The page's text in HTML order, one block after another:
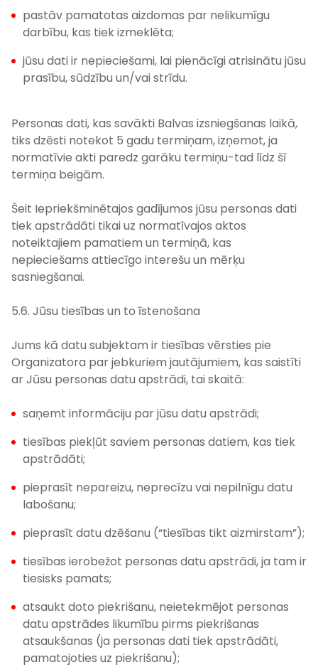
pastāv pamatotas aizdomas par nelikumīgu
darbību, kas tiek izmeklēta;
jūsu dati ir nepieciešami, lai pienācīgi atrisinātu jūsu
prasību, sūdzību un/vai strīdu.
Personas dati, kas savākti Balvas izsniegšanas laikā,
tiks dzēsti notekot 5 gadu termiņam, izņemot, ja
normatīvie akti paredz garāku termiņu-tad līdz šī
termiņa beigām.
Šeit Iepriekšminētajos gadījumos jūsu personas dati
tiek apstrādāti tikai uz normatīvajos aktos
noteiktajiem pamatiem un termiņā, kas
nepieciešams attiecīgo interešu un mērķu
sasniegšanai.
5.6. Jūsu tiesības un to īstenošana
Jums kā datu subjektam ir tiesības vērsties pie
Organizatora par jebkuriem jautājumiem, kas saistīti
ar Jūsu personas datu apstrādi, tai skaitā:
saņemt informāciju par jūsu datu apstrādi;
tiesības piekļūt saviem personas datiem, kas tiek
apstrādāti;
pieprasīt nepareizu, neprecīzu vai nepilnīgu datu
labošanu;
pieprasīt datu dzēšanu (“tiesības tikt aizmirstam”);
tiesības ierobežot personas datu apstrādi, ja tam ir
tiesisks pamats;
atsaukt doto piekrišanu, neietekmējot personas
datu apstrādes likumību pirms piekrišanas
atsaukšanas (ja personas dati tiek apstrādāti,
pamatojoties uz piekrišanu);